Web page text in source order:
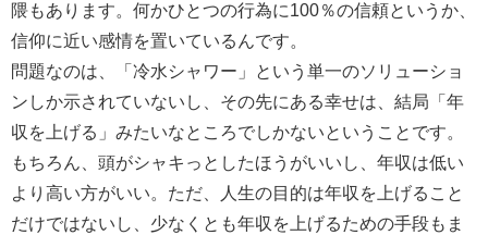
隈もあります。何かひとつの行為に100％の信頼というか、
信仰に近い感情を置いているんです。
問題なのは、「冷水シャワー」という単一のソリューショ
ンしか示されていないし、その先にある幸せは、結局「年
収を上げる」みたいなところでしかないということです。
もちろん、頭がシャキっとしたほうがいいし、年収は低い
より高い方がいい。ただ、人生の目的は年収を上げること
だけではないし、少なくとも年収を上げるための手段もま